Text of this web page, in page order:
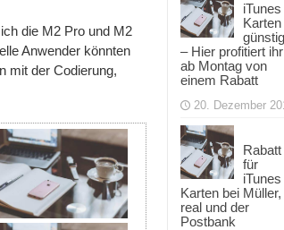
die M2 Pro und M2
Anwender könnten
mit der Codierung,
iTunes
Karten
– Hier profitiert ihr
ab Montag von
einem Rabatt
20. Dezember
Rabatt
für
iTunes
Karten bei Müller,
real und der
Postbank